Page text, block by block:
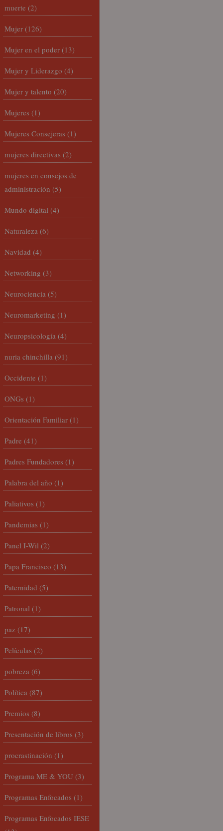
muerte (2)
Mujer (126)
Mujer en el poder (13)
Mujer y Liderazgo (4)
Mujer y talento (20)
Mujeres (1)
Mujeres Consejeras (1)
mujeres directivas (2)
mujeres en consejos de
administración (5)
Mundo digital (4)
Naturaleza (6)
Navidad (4)
Networking (3)
Neurociencia (5)
Neuromarketing (1)
Neuropsicología (4)
nuria chinchilla (91)
Occidente (1)
ONGs (1)
Orientación Familiar (1)
Padre (41)
Padres Fundadores (1)
Palabra del año (1)
Paliativos (1)
Pandemias (1)
Panel I-Wil (2)
Papa Francisco (13)
Paternidad (5)
Patronal (1)
paz (17)
Películas (2)
pobreza (6)
Política (87)
Premios (8)
Presentación de libros (3)
procrastinación (1)
Programa ME & YOU (3)
Programas Enfocados (1)
Programas Enfocados IESE